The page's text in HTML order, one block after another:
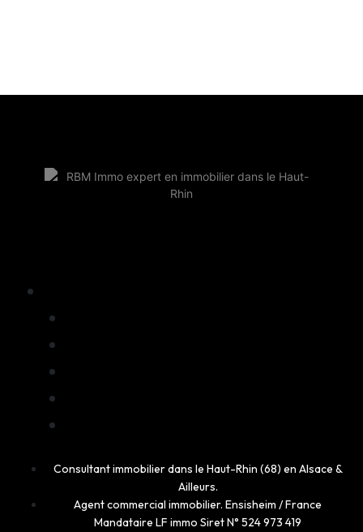
Consultant immobilier dans le Haut-Rhin (68) en Alsace &
Ailleurs.
Agent commercial immobilier. Ensisheim / France
Mandataire LF immo Siret N° 524 973 419